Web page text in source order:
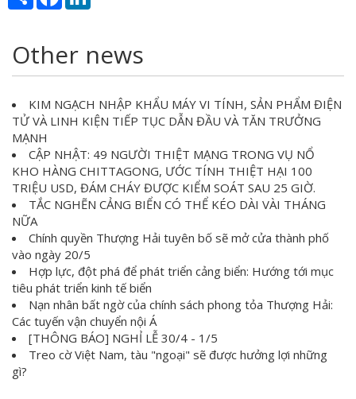
Other news
KIM NGẠCH NHẬP KHẨU MÁY VI TÍNH, SẢN PHẨM ĐIỆN
TỬ VÀ LINH KIỆN TIẾP TỤC DẪN ĐẦU VÀ TĂN TRƯỞNG
MẠNH
CẬP NHẬT: 49 NGƯỜI THIỆT MẠNG TRONG VỤ NỔ
KHO HÀNG CHITTAGONG, ƯỚC TÍNH THIỆT HẠI 100
TRIỆU USD, ĐÁM CHÁY ĐƯỢC KIỂM SOÁT SAU 25 GIỜ.
TẮC NGHẼN CẢNG BIỂN CÓ THỂ KÉO DÀI VÀI THÁNG
NỮA
Chính quyền Thượng Hải tuyên bố sẽ mở cửa thành phố
vào ngày 20/5
Hợp lực, đột phá để phát triển cảng biển: Hướng tới mục
tiêu phát triển kinh tế biển
Nạn nhân bất ngờ của chính sách phong tỏa Thượng Hải:
Các tuyến vận chuyển nội Á
[THÔNG BÁO] NGHỈ LỄ 30/4 - 1/5
Treo cờ Việt Nam, tàu "ngoại" sẽ được hưởng lợi những
gì?